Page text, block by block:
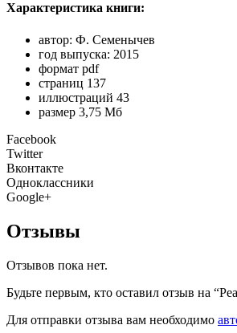
Характеристика книги:
автор: Ф. Семенычев
год выпуска: 2015
формат pdf
страниц 137
иллюстраций 43
размер 3,75 Мб
Facebook
Twitter
Вконтакте
Одноклассники
Google+
Отзывы
Отзывов пока нет.
Будьте первым, кто оставил отзыв на
Для отправки отзыва вам необходимо